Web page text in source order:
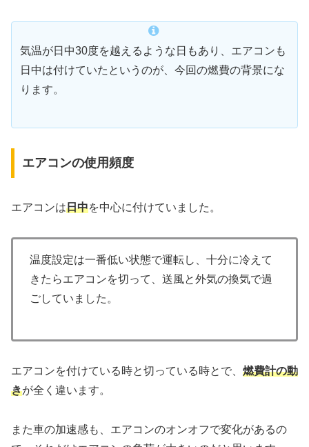
気温が日中30度を越えるような日もあり、エアコンも
日中は付けていたというのが、今回の燃費の背景にな
ります。
エアコンの使用頻度
エアコンは日中を中心に付けていました。
温度設定は一番低い状態で運転し、十分に冷えて
きたらエアコンを切って、送風と外気の換気で過
ごしていました。
エアコンを付けている時と切っている時とで、 燃費計の動
きが全く違います。
また車の加速感も、エアコンのオンオフで変化があるの